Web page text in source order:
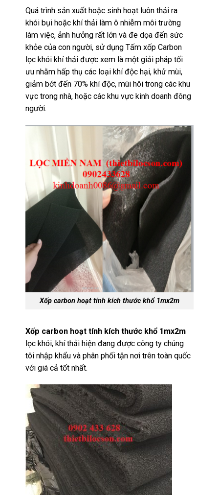
Quá trình sản xuất hoặc sinh hoạt luôn thải ra
khói bụi hoặc khí thải làm ô nhiễm môi trường
làm việc, ảnh hưởng rất lớn và đe dọa đến sức
khỏe của con người, sử dụng Tấm xốp Carbon
lọc khói khí thải được xem là một giải pháp tối
ưu nhằm hấp thụ các loại khí độc hại, khử mùi,
giảm bớt đến 70% khí độc, mùi hôi trong các khu
vực trong nhà, hoặc các khu vực kinh doanh đông
người.
Xốp carbon hoạt tính kích thước khổ 1mx2m
Xốp carbon hoạt tính kích thước khổ 1mx2m
lọc khói, khí thải hiện đang được công ty chúng
tôi nhập khẩu và phân phối tận nơi trên toàn quốc
với giá cả tốt nhất.